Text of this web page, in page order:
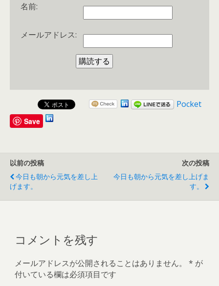
名前:
メールアドレス:
Pocket
Save
以前の投稿
今日も朝から元気を差し上
げます。
次の投稿
今日も朝から元気を差し上げま
す。
コメントを残す
メールアドレスが公開されることはありません。 * が
付いている欄は必須項目です